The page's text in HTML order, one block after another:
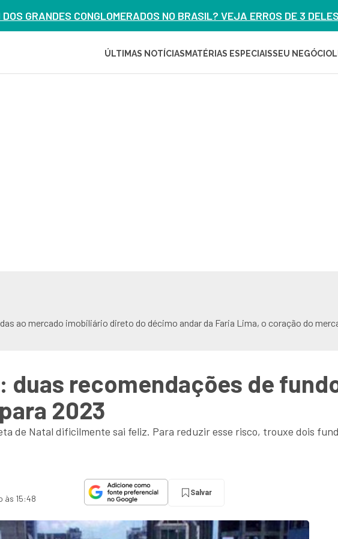
DOS GRANDES CONGLOMERADOS NO BRASIL? VEJA ERROS DE 3
ÚLTIMAS NOTÍCIAS MATÉRIAS ESPECIAISSEU NEGÓCIO
ao mercado imobiliário direto do décimo andar da Faria Lima, o coração do
duas recomendações de
2023
de Natal dificilmente sai feliz. Para reduzir esse risco, trouxe dois
às 15:48
Salvar